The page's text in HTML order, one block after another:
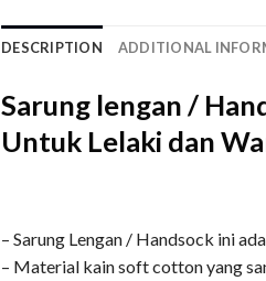
DESCRIPTION ADDITIONAL
Sarung lengan /
Untuk Lelaki dan
– Sarung Lengan / Handsock ini
– Material kain soft cotton yang